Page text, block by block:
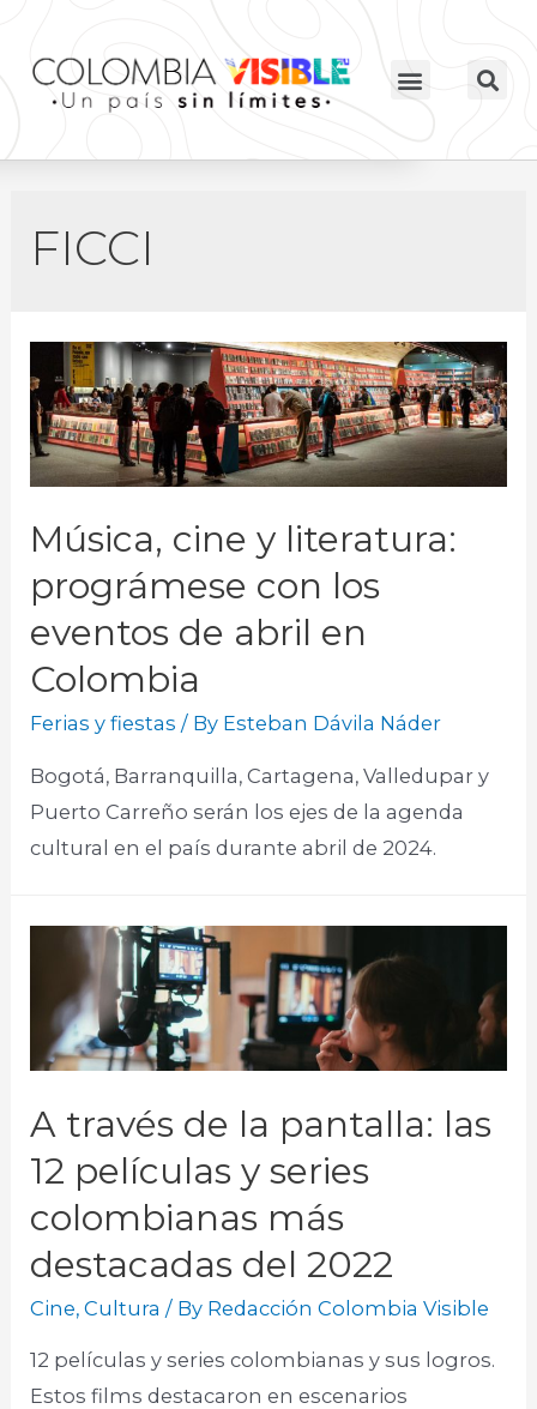
FICCI
Música, cine y literatura:
prográmese con los
eventos de abril en
Colombia
Ferias y fiestas / By Esteban Dávila Náder
Bogotá, Barranquilla, Cartagena, Valledupar y
Puerto Carreño serán los ejes de la agenda
cultural en el país durante abril de 2024.
A través de la pantalla: las
12 películas y series
colombianas más
destacadas del 2022
Cine,Cultura / By Redacción Colombia Visible
12 películas y series colombianas y sus logros.
Estos films destacaron en escenarios